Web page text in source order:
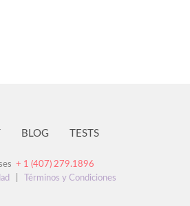
BLOG TESTS
+ 1 (407) 279.1896
Términos y Condiciones